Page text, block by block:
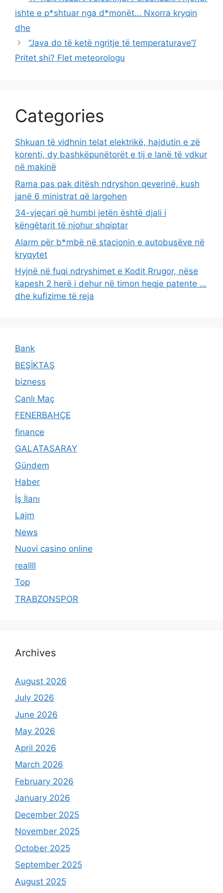
ishte e p*shtuar nga d*monët… Nxorra kryqin
dhe
“Java do të ketë ngritje të temperaturave”/
Pritet shi? Flet meteorologu
Categories
Shkuan të vidhnin telat elektrikë, hajdutin e zë
korenti, dy bashkëpunëtorët e tij e lanë të vdkur
në makinë
Rama pas pak ditësh ndryshon qeverinë, kush
janë 6 ministrat që largohen
34-vjeçari që humbi jetën është djali i
këngëtarit të njohur shqiptar
Alarm për b*mbë në stacionin e autobusëve në
kryqytet
Hyjnë në fuqi ndryshimet e Kodit Rrugor, nëse
kapesh 2 herë i dehur në timon heqje patente …
dhe kufizime të reja
Bank
BEŞİKTAŞ
bizness
Canlı Maç
FENERBAHÇE
finance
GALATASARAY
Gündem
Haber
İş İlanı
Lajm
News
Nuovi casino online
reallll
Top
TRABZONSPOR
Archives
August 2026
July 2026
June 2026
May 2026
April 2026
March 2026
February 2026
January 2026
December 2025
November 2025
October 2025
September 2025
August 2025